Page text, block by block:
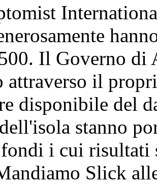
Il Governo di
attraverso il
disponibile del
stanno
i cui risultati
Slick